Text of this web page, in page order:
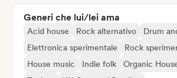
Generi che lui/lei ama
Acid house Rock alternativo
Drum
Elettronica sperimentale
Rock
House music
Indie folk
Organic